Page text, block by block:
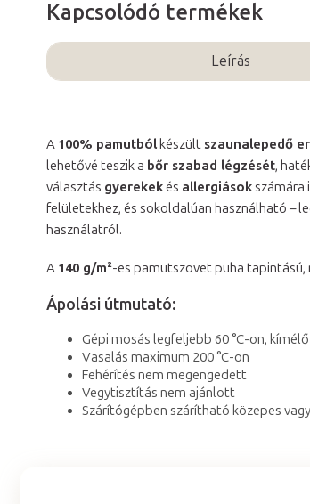
Kapcsolódó termékek
Leírás
A 100% pamutból készült szaunalepedő
lehetővé teszik a bőr szabad légzését,
választás gyerekekés allergiásokszámára
felületekhez, és sokoldalúan használható –
használatról.
A 140 g/m²-es pamutszövet puha tapintású,
Ápolási útmutató:
Gépi mosás legfeljebb 60 °C-on,
Vasalás maximum 200 °C-on
Fehérítés nem megengedett
Vegytisztítás nem ajánlott
Szárítógépben szárítható közepes